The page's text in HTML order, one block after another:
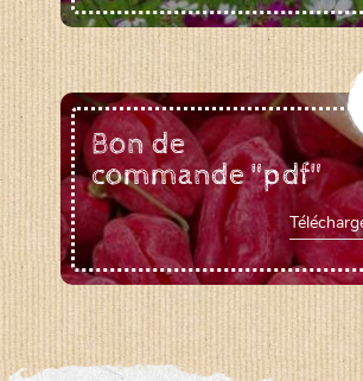
Bon de
commande "pdf"